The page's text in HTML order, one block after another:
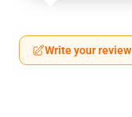
Write your review